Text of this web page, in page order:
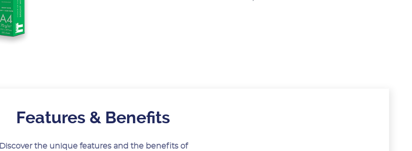
Features & Benefits
Discover the unique features and the benefits of